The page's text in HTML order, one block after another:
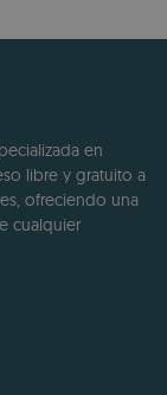
en
libre y gratuito a
ofreciendo una
cualquier